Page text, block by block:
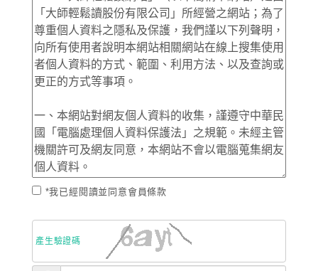
*我已經閱讀並同意會員條款
產生驗證碼